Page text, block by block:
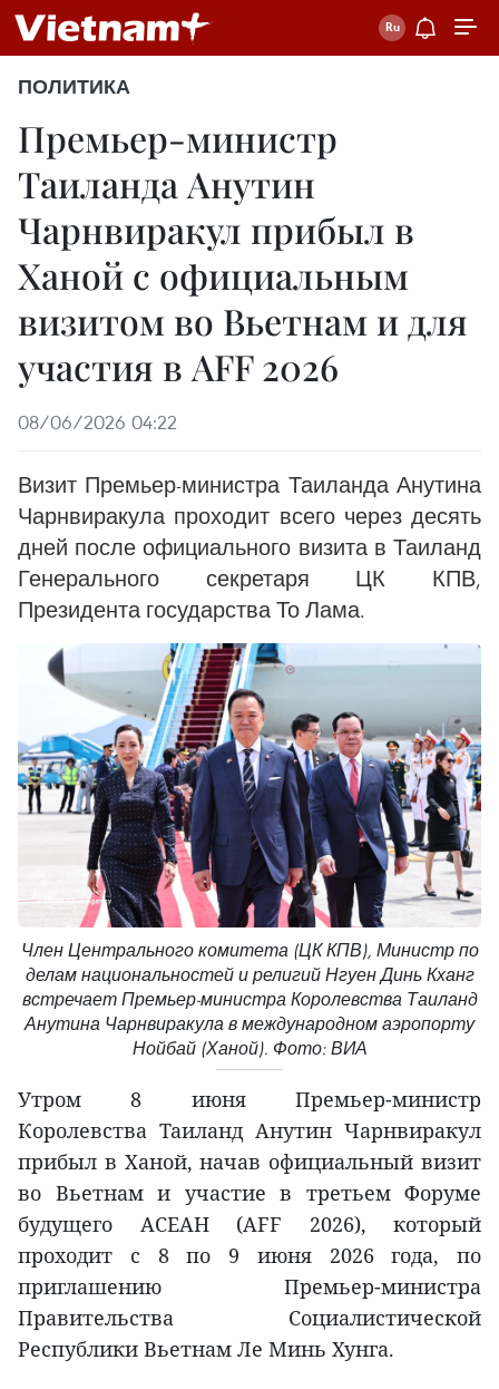
ПОЛИТИКА
Премьер-министр
Таиланда Анутин
Чарнвиракул прибыл в
Ханой с официальным
визитом во Вьетнам и для
участия в AFF 2026
08/06/2026 04:22
Визит Премьер-министра Таиланда Анутина
Чарнвиракула проходит всего через десять
дней после официального визита в Таиланд
Генерального секретаря ЦК КПВ,
Президента государства То Лама.
Член Центрального комитета (ЦК КПВ), Министр по
делам национальностей и религий Нгуен Динь Кханг
встречает Премьер-министра Королевства Таиланд
Анутина Чарнвиракула в международном аэропорту
Нойбай (Ханой). Фото: ВИА
Утром 8 июня Премьер-министр
Королевства Таиланд Анутин Чарнвиракул
прибыл в Ханой, начав официальный визит
во Вьетнам и участие в третьем Форуме
будущего АСЕАН (AFF 2026), который
проходит с 8 по 9 июня 2026 года, по
приглашению Премьер-министра
Правительства Социалистической
Республики Вьетнам Ле Минь Хунга.